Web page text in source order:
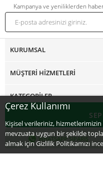
Çerez Kullanımı
Kişisel verileriniz,
mevzuata uygun bir şekilde
almak için Gizlilik Politikamızı
WHATSAPP SIPARIŞ
Kampanya ve yeniliklerden
KURUMSAL
MÜŞTERI HIZMETLERI
KATEGORILER
ÜYELIK
YARDIM